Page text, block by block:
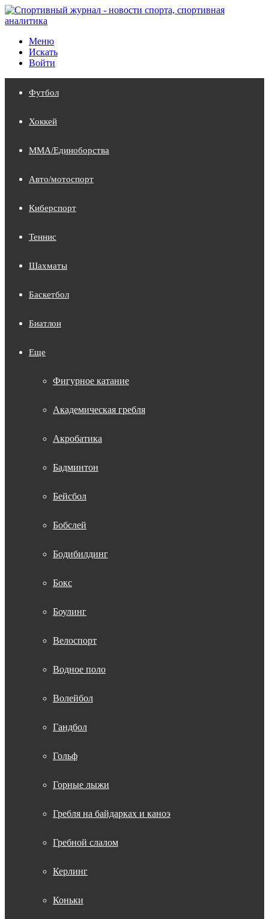
Меню
Искать
Войти
Футбол
Хоккей
MMA/Единоборства
Авто/мотоспорт
Киберспорт
Теннис
Шахматы
Баскетбол
Биатлон
Еще
Фигурное катание
Академическая гребля
Акробатика
Бадминтон
Бейсбол
Бобслей
Бодибилдинг
Бокс
Боулинг
Велоспорт
Водное поло
Волейбол
Гандбол
Гольф
Горные лыжи
Гребля на байдарках и каноэ
Гребной слалом
Керлинг
Коньки